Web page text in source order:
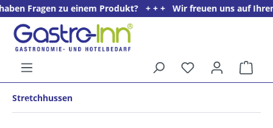
springen
zu einem Produkt? + + + Wir freuen uns auf Ihren Anruf
Willkommens­rabatt**
Stretchhussen